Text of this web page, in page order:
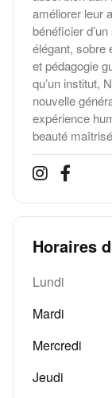
améliorer leur
bénéficier
élégant, sobre
et pédagogie
qu’un institut,
nouvelle
expérience
beauté
Horaires
Lundi
Mardi
Mercredi
Jeudi